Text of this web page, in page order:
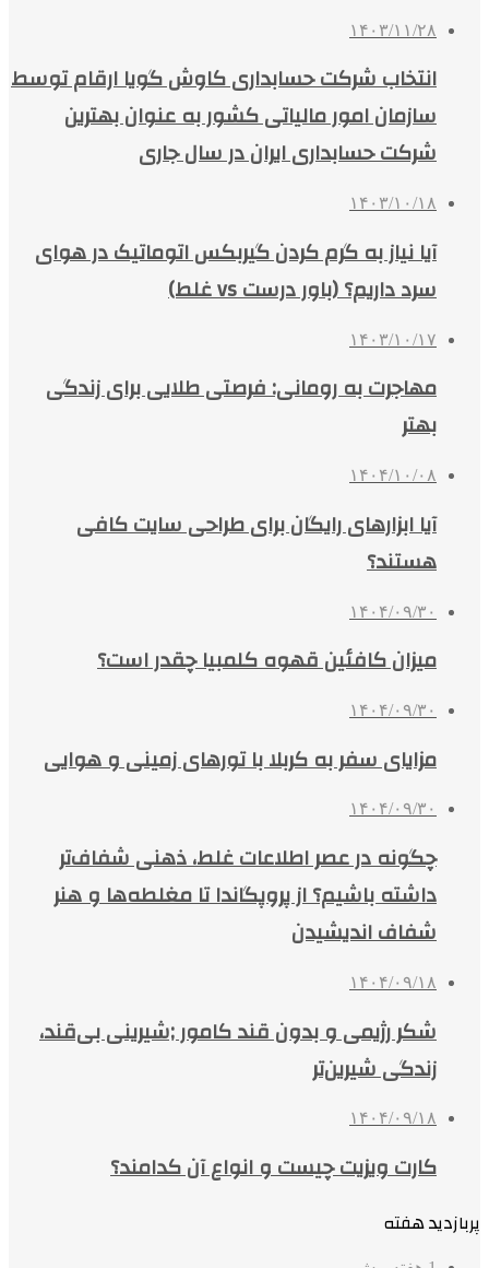
۱۴۰۳/۱۱/۲۸
انتخاب شرکت حسابداری کاوش گویا ارقام توسط
سازمان امور مالیاتی کشور به عنوان بهترین
شرکت حسابداری ایران در سال جاری
۱۴۰۳/۱۰/۱۸
آیا نیاز به گرم کردن گیربکس اتوماتیک در هوای
سرد داریم؟ (باور درست vs غلط)
۱۴۰۳/۱۰/۱۷
مهاجرت به رومانی: فرصتی طلایی برای زندگی
بهتر
۱۴۰۴/۱۰/۰۸
آیا ابزارهای رایگان برای طراحی سایت کافی
هستند؟
۱۴۰۴/۰۹/۳۰
میزان کافئین قهوه کلمبیا چقدر است؟
۱۴۰۴/۰۹/۳۰
مزایای سفر به کربلا با تورهای زمینی و هوایی
۱۴۰۴/۰۹/۳۰
چگونه در عصر اطلاعات غلط، ذهنی شفاف‌تر
داشته باشیم؟ از پروپگاندا تا مغلطه‌ها و هنر
شفاف اندیشیدن
۱۴۰۴/۰۹/۱۸
شکر رژیمی و بدون قند کامور ;شیرینی بی‌قند،
زندگی شیرین‌تر
۱۴۰۴/۰۹/۱۸
کارت ویزیت چیست و انواع آن کدامند؟
پربازدید هفته